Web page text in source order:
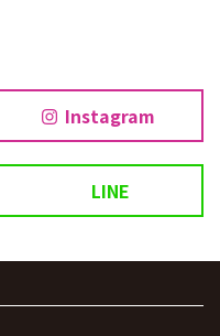
Instagram
LINE